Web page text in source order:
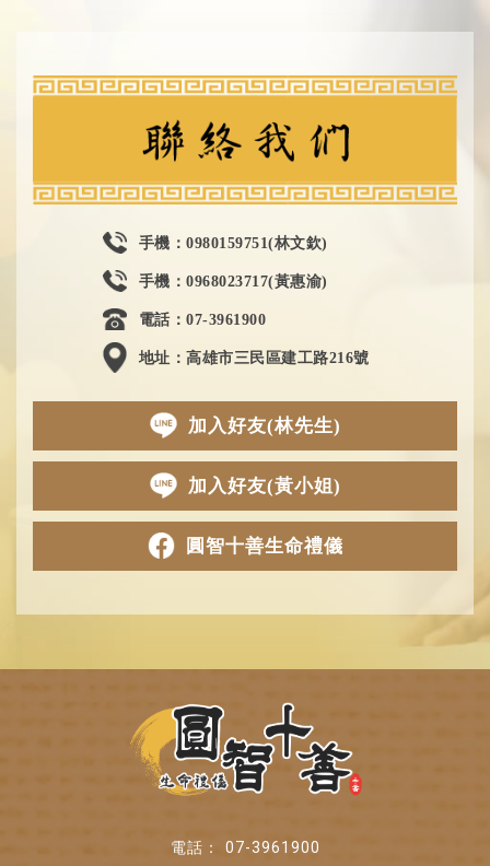
手機：0980159751(林文欽)
手機：0968023717(黃惠渝)
電話：07-3961900
地址：高雄市三民區建工路216號
加入好友(林先生)
加入好友(黃小姐)
圓智十善生命禮儀
07-3961900